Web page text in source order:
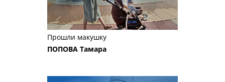
Прошли макушку
ПОПОВА Тамара